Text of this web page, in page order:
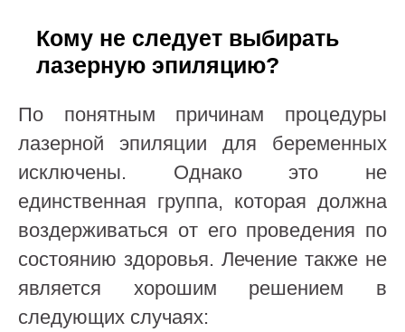
Кому не следует выбирать
лазерную эпиляцию?
По понятным причинам процедуры
лазерной эпиляции для беременных
исключены. Однако это не
единственная группа, которая должна
воздерживаться от его проведения по
состоянию здоровья. Лечение также не
является хорошим решением в
следующих случаях: